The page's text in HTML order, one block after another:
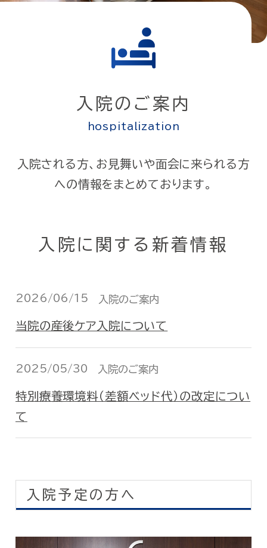
入院のご案内
hospitalization
入院される方、お見舞いや面会に来られる方
への情報をまとめております。
入院に関する新着情報
2026/06/15 入院のご案内
当院の産後ケア入院について
2025/05/30 入院のご案内
特別療養環境料（差額ベッド代）の改定につい
て
入院予定の方へ